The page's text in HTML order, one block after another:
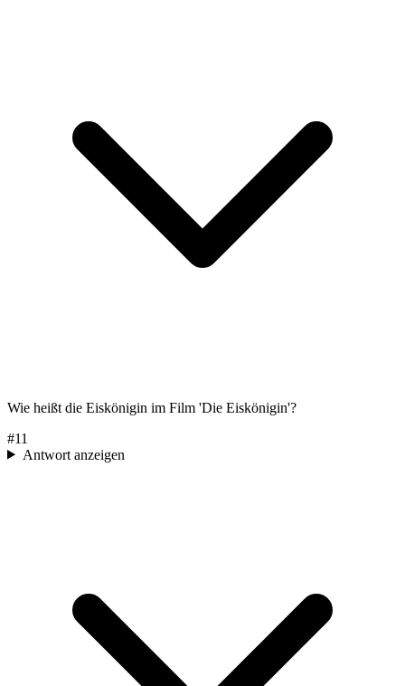
Wie heißt die Eiskönigin im Film 'Die Eiskönigin'?
#11
Antwort anzeigen